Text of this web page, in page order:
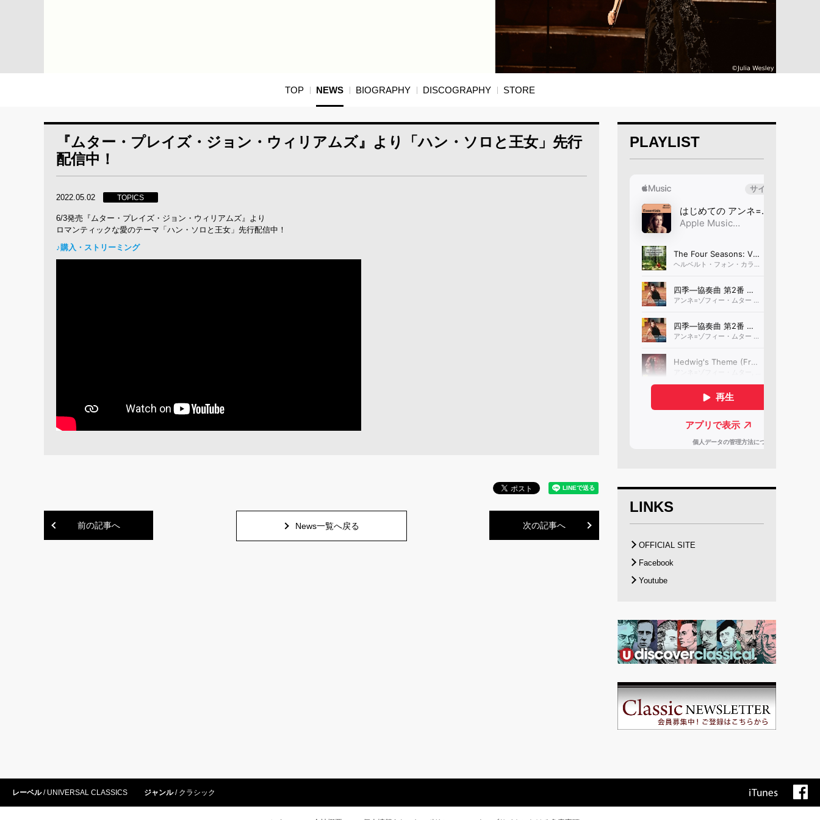
TOP NEWS BIOGRAPHY DISCOGRAPHY STORE
『ムター・プレイズ・ジョン・ウィリアムズ』より「ハン・ソロと王女」先行
配信中！
2022.05.02 TOPICS
6/3発売『ムター・プレイズ・ジョン・ウィリアムズ』より
ロマンティックな愛のテーマ「ハン・ソロと王女」先行配信中！
♪購入・ストリーミング
前の記事へ 次の記事へ
News一覧へ戻る
PLAYLIST
LINKS
OFFICIAL SITE
Facebook
Youtube
レーベル UNIVERSAL CLASSICS ジャンル クラシック